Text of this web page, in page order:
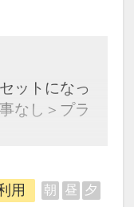
ットになっ
なし＞プラ
ケージだか
ん周遊旅行
用 朝 昼 夕